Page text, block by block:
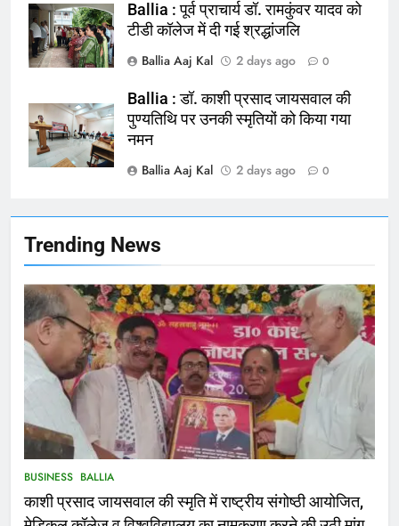
Trending News
BUSINESS BALLIA
काशी प्रसाद जायसवाल की स्मृति में राष्ट्रीय संगोष्ठी आयोजित,
फांसी लगाकर दी जान
NATIONAL बलिया
Ballia : थैंक्यू बलिया पुलिस: पीड़िता को
मिले 1.38 लाख रूपये
बचाने के लिए छात्रों ने लगाई छलांग, कई
घायल
2
भरत तिवारी एनकाउंटर मामले को लेकर
सियासत तेज, भाजपा सांसद ने बताई हत्या
NATIONAL POLITICS
3
Ballia : छितौनी क्रॉसिंग पर बनेगा 196
BALLIA NATIONAL
Ballia : पूर्व प्राचार्य डॉ. रामकुंवर यादव को
टीडी कॉलेज में दी गई श्रद्धांजलि
Ballia Aaj Kal
2 days ago 0
Ballia : डॉ. काशी प्रसाद जायसवाल की
पुण्यतिथि पर उनकी स्मृतियों को किया गया
नमन
Ballia Aaj Kal
2 days ago 0